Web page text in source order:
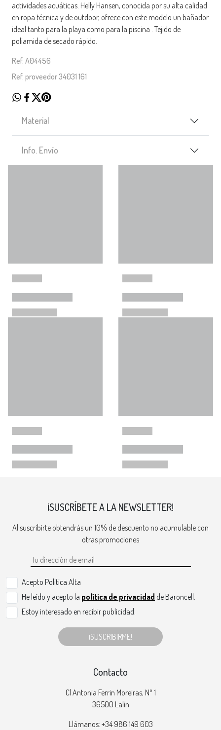
actividades acuáticas. Helly Hansen, conocida por su alta calidad
en ropa técnica y de outdoor, ofrece con este modelo un bañador
ideal tanto para la playa como para la piscina . Tejido de
poliamida de secado rápido.
Ref. A04456
Ref. proveedor 34031 161
Material
Info. Envío
¡SUSCRÍBETE A LA NEWSLETTER!
Al suscribirte obtendrás un 10% de descuento no acumulable con
otras promociones
Acepto Politica Alta
He leído y acepto la política de privacidad de Baroncell.
Estoy interesado en recibir publicidad.
¡SUSCRIBIRME!
Contacto
Cl Antonia Ferrin Moreiras, Nº 1
36500 Lalín
Llámanos: +34 986 149 603